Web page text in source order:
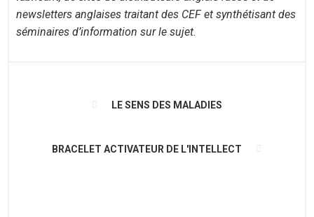
newsletters anglaises traitant des CEF et synthétisant des
séminaires d’information sur le sujet.
LE SENS DES MALADIES
BRACELET ACTIVATEUR DE L'INTELLECT